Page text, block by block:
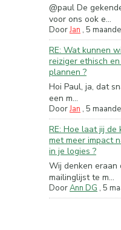
@paul De
voor ons ook e...
DoorJan , 5
RE: Wat kunnen
reiziger ethisch
plannen ?
Hoi Paul, ja, dat
een m...
DoorJan , 5
RE: Hoe laat jij
met meer impact
in je logies ?
Wij denken eraan
mailinglijst te m...
DoorAnn DG , 5